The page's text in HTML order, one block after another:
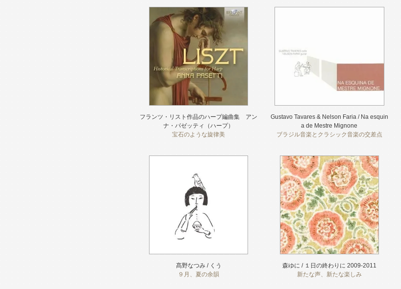
フランツ・リスト作品のハープ編曲集 アン
ナ・パゼッティ（ハープ）
宝石のような旋律美
Gustavo Tavares & Nelson Faria / Na esquin
a de Mestre Mignone
ブラジル音楽とクラシック音楽の交差点
髙野なつみ / くう
９月、夏の余韻
森ゆに / １日の終わりに 2009-2011
新たな声、新たな楽しみ